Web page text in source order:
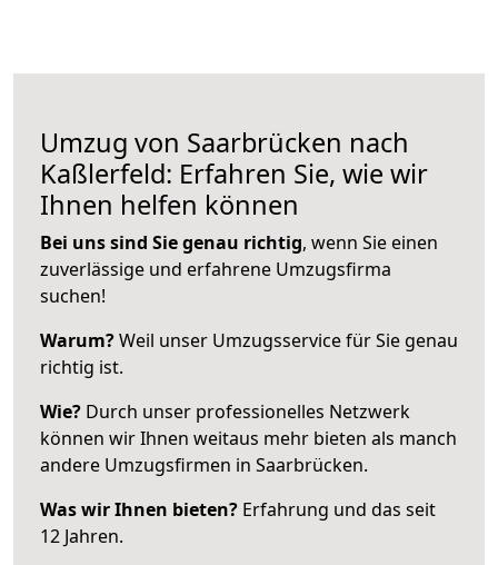
Umzug von Saarbrücken nach
Kaßlerfeld: Erfahren Sie, wie wir
Ihnen helfen können
Bei uns sind Sie genau richtig, wenn Sie einen
zuverlässige und erfahrene Umzugsfirma
suchen!
Warum?Weil unser Umzugsservice für Sie genau
richtig ist.
Wie? Durch unser professionelles Netzwerk
können wir Ihnen weitaus mehr bieten als manch
andere Umzugsfirmen in Saarbrücken.
Was wir Ihnen bieten? Erfahrung und das seit
12 Jahren.